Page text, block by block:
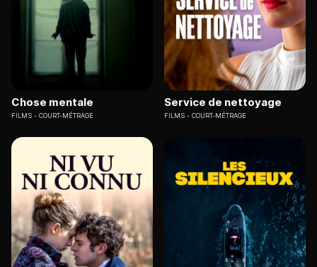
Chose mentale
FILMS COURT-MÉTRAGE
Service de nettoyage
FILMS COURT-MÉTRAGE